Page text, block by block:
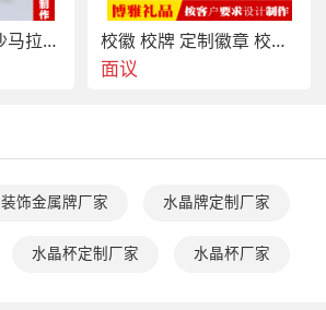
长沙奖牌定做 长沙马拉松奖牌定制 运动会奖章制作 校徽 校牌 定制徽章 校牌制作 徽章厂家
面议
装饰金属牌厂家 水晶牌定制厂家
水晶杯定制厂家 水晶杯厂家